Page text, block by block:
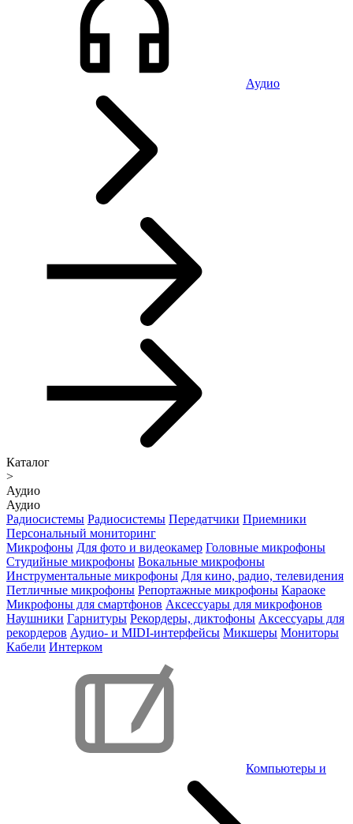
Аудио
Каталог
>
Аудио
Аудио
Радиосистемы Радиосистемы Передатчики Приемники
Персональный мониторинг
Микрофоны Для фото и видеокамер Головные микрофоны
Студийные микрофоны Вокальные микрофоны
Инструментальные микрофоны Для кино, радио, телевидения
Петличные микрофоны Репортажные микрофоны Караоке
Микрофоны для смартфонов Аксессуары для микрофонов
Наушники Гарнитуры Рекордеры, диктофоны Аксессуары для
рекордеров Аудио- и MIDI-интерфейсы Микшеры Мониторы
Кабели Интерком
Компьютеры и